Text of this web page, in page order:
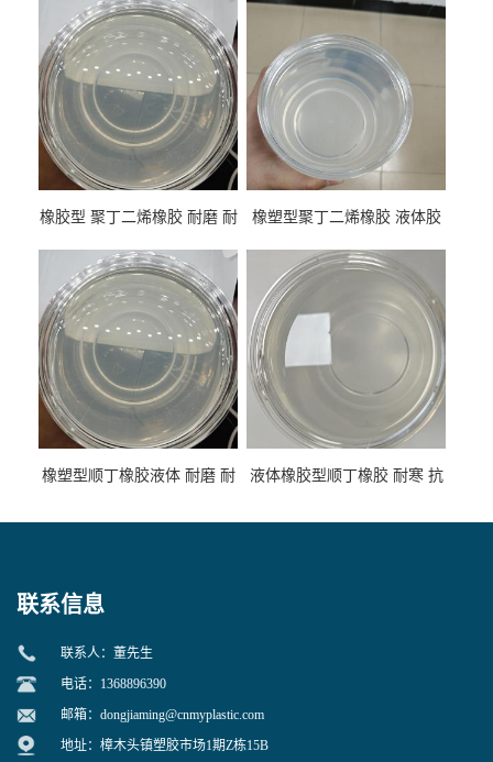
橡胶型 聚丁二烯橡胶 耐磨 耐
性
橡塑型聚丁二烯橡胶 液体胶
专用
橡塑型顺丁橡胶液体 耐磨 耐
液体橡胶型顺丁橡胶 耐寒 抗
联系信息
联系人：董先生
电话：1368896390
邮箱： dongjiaming@cnmyplastic.com
地址：樟木头镇塑胶市场1期Z栋15B